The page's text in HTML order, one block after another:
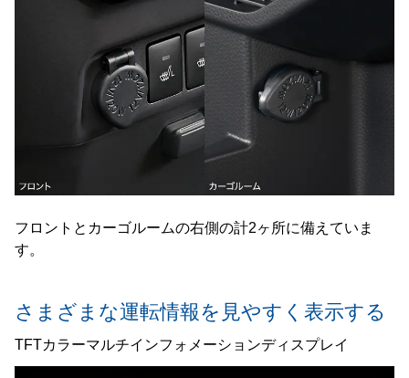
フロントとカーゴルームの右側の計2ヶ所に備えていま
す。
さまざまな運転情報を見やすく表示する
TFTカラーマルチインフォメーションディスプレイ